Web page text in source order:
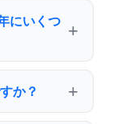
にいくつ
か？